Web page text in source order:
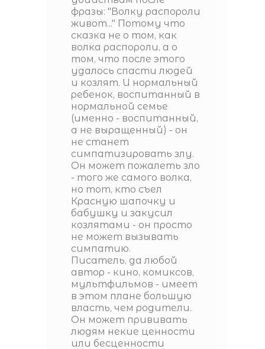
фразы: "Волку распороли
живот..." Потому что
сказка не о том, как
волка распороли, а о
том, что после этого
удалось спасти людей
и козлят. И нормальный
ребенок, воспитанный в
нормальной семье
(именно - воспитанный,
а не выращенный) - он
не станет
симпатизировать злу.
Он может пожалеть зло
- того же самого волка,
но тот, кто съел
Красную шапочку и
бабушку и закусил
козлятами - он просто
не может вызывать
симпатию.
Писатель, да любой
автор - кино, комиксов,
мультфильмов - имеет
в этом плане большую
власть, чем родители.
Он может прививать
людям некие ценности
или бесценности